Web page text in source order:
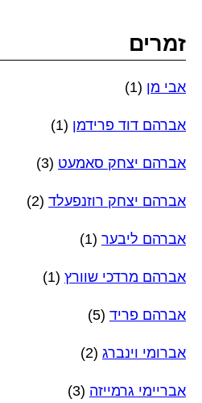
זמרים
אבי מן (1)
אברהם דוד פרידמן (1)
אברהם יצחק סאמעט (3)
אברהם יצחק רוזנפעלד (2)
אברהם ליבער (1)
אברהם מרדכי שוורץ (1)
אברהם פריד (5)
אברומי וינברג (2)
אבריימי גרמייזה (3)